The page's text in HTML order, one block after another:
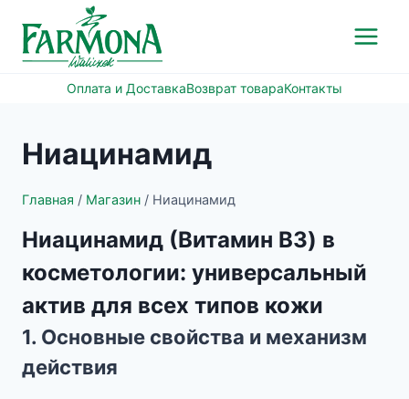
содержимому
Оплата и ДоставкаВозврат товараКонтакты
Ниацинамид
Главная / Магазин / Ниацинамид
Ниацинамид (Витамин B3) в
косметологии: универсальный
актив для всех типов кожи
1. Основные свойства и механизм
действия